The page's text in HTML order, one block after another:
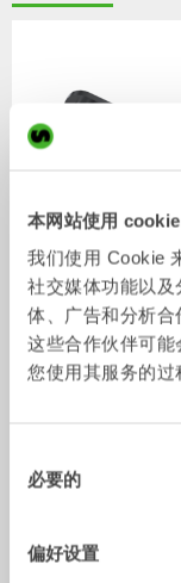
本网站使用 cookie
我们使用 Cookie
社交媒体功能以
体、广告和分析合
这些合作伙伴可
您使用其服务的过
必要的
偏好设置
S型焊接式适配器
适配器
配件/ JCB